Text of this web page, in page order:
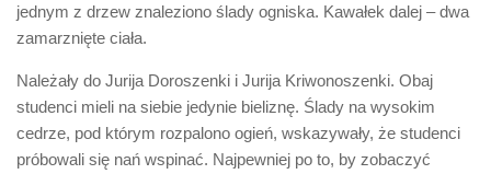
jednym z drzew znaleziono ślady ogniska. Kawałek dalej – dwa
zamarznięte ciała.
Należały do Jurija Doroszenki i Jurija Kriwonoszenki. Obaj
studenci mieli na siebie jedynie bieliznę. Ślady na wysokim
cedrze, pod którym rozpalono ogień, wskazywały, że studenci
próbowali się nań wspinać. Najpewniej po to, by zobaczyć